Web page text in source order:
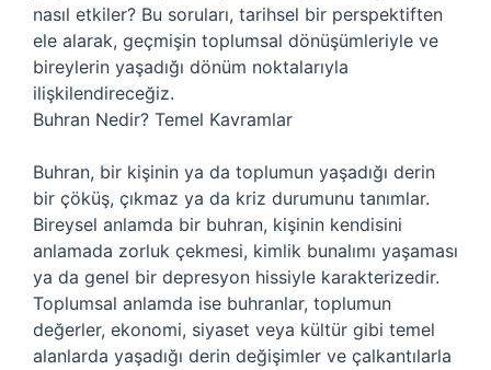
nasıl etkiler? Bu soruları, tarihsel bir perspektiften
ele alarak, geçmişin toplumsal dönüşümleriyle ve
bireylerin yaşadığı dönüm noktalarıyla
ilişkilendireceğiz.
Buhran Nedir? Temel Kavramlar
Buhran, bir kişinin ya da toplumun yaşadığı derin
bir çöküş, çıkmaz ya da kriz durumunu tanımlar.
Bireysel anlamda bir buhran, kişinin kendisini
anlamada zorluk çekmesi, kimlik bunalımı yaşaması
ya da genel bir depresyon hissiyle karakterizedir.
Toplumsal anlamda ise buhranlar, toplumun
değerler, ekonomi, siyaset veya kültür gibi temel
alanlarda yaşadığı derin değişimler ve çalkantılarla